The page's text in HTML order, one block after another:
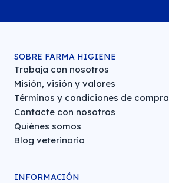
SOBRE FARMA HIGIENE
Trabaja con nosotros
Misión, visión y valores
Términos y condiciones de compra
Contacte con nosotros
Quiénes somos
Blog veterinario
INFORMACIÓN